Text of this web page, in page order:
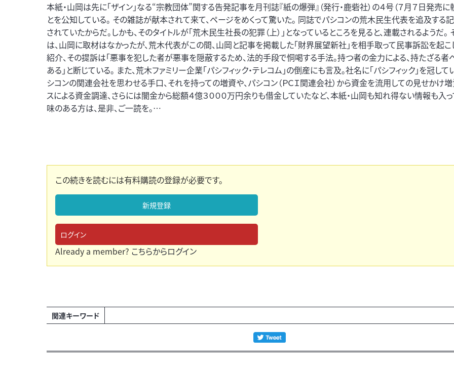
本紙・山岡は先に「ザイン」なる“宗教団体”関する告発記事を月刊誌『紙の爆弾』（発行・鹿砦社）の４号（７月７日発売
とを公知している。 その雑誌が献本されて来て、ページをめくって驚いた。 同誌でパシコンの荒木民生代表を追及する
されていたからだ。しかも、そのタイトルが「荒木民生社長の犯罪（上）」となっているところを見ると、連載されるようだ。
は、山岡に取材はなかったが、荒木代表がこの間、山岡と記事を掲載した「財界展望新社」を相手取って民事訴訟を起こ
紹介、その提訴は「悪事を犯した者が悪事を隠蔽するため、法的手段で恫喝する手法。持つ者の金力による、持たざる者
ある」と断じている。 また、荒木ファミリー企業「パシフィック・テレコム」の倒産にも言及。社名に「パシフィック」を冠し
シコンの関連会社を思わせる手口、それを持っての増資や、パシコン（ＰＣＩ関連会社）から資金を流用しての見せかけ増
スによる資金調達、さらには闇金から総額４億３０００万円余りも借金していたなど、本紙・山岡も知れ得ない情報も入っ
味のある方は、是非、ご一読を。…
この続きを読むには有料購読の登録が必要です。
新規登録
ログイン
Already a member? こちらからログイン
関連キーワード